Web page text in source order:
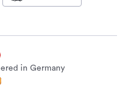
in Germany